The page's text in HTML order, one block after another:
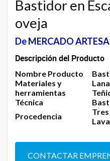
Bastidor en
oveja
De MERCADO
Descripción del Producto
Nombre Producto
Materiales y
herramientas
Técnica
Procedencia
CONTACTAR